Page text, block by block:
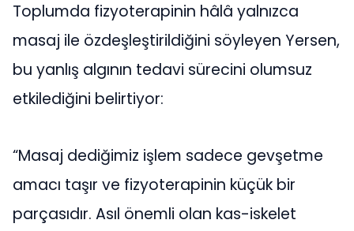
Toplumda fizyoterapinin hâlâ yalnızca
masaj ile özdeşleştirildiğini söyleyen Yersen,
bu yanlış algının tedavi sürecini olumsuz
etkilediğini belirtiyor:
“Masaj dediğimiz işlem sadece gevşetme
amacı taşır ve fizyoterapinin küçük bir
parçasıdır. Asıl önemli olan kas-iskelet